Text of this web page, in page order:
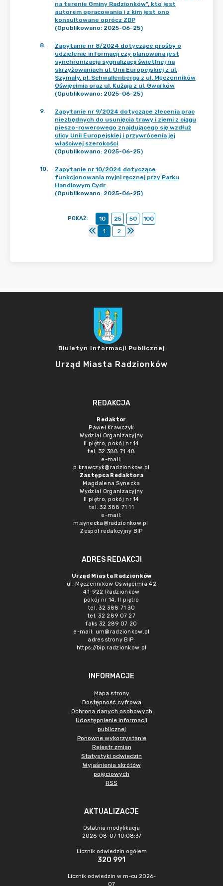
na terenie Gminy Radzionków", kto jest
autorem opracowania i z kim jest ono
konsultowane oprócz ZDP
(Opublikowano: 2025-06-25)
8.
Zapytanie nr 8/2024 dotyczące prośby o
udzielenie informacji czy planowana jest
synchronizacja sygnalizacji świetlnej na
skrzyżowaniach ul. Unii Europejskiej z ul.
Szymały, pl. Schwallenberga z ul. Męczenników
Oświęcimia oraz ul. Kużaja z ul. Gwarków
(Opublikowano: 2025-06-25)
9.
Zapytanie nr 9/2024 dotyczące zlecenia prac
niezbędnych do usunięcia trawy i ziemi z ciągu
pieszo-rowerowego znajdującego się wzdłuż
ulicy Unii Europejskiej i przywrócenia jej
właściwej szerokości
(Opublikowano: 2025-06-25)
10.
Zapytanie nr 10/2024 dotyczące
funkcjonowania myjni ręcznej przy Parku
Handlowym Cydr
(Opublikowano: 2025-06-25)
POKAŻ: 10 25 50
100
1
2
Biuletyn Informacji Publicznej
Urząd Miasta Radzionków
REDAKCJA
Redaktor
Paweł Krawczyk
Wydział Organizacyjny
II piętro, pokój nr 14
tel. 32 388 71 48
e-mail:
p.krawczyk@radzionkow.pl
Zastępca Redaktora
Magdalena Synecka
Wydział Organizacyjny
II piętro, pokój nr 14
tel. 32 388 71 11
e-mail:
m.synecka@radzionkow.pl
Zespół redakcyjny BIP
ADRES REDAKCJI
Urząd Miasta Radzionków
ul. Męczenników Oświęcimia 42
41-922 Radzionków
pokój nr 14, II piętro
tel. 32 388 71 30
tel. 32 289 07 27
faks 32 289 07 20
e-mail: um@radzionkow.pl
adres strony BIP:
https://bip.radzionkow.pl
INFORMACJE
Mapa strony
Dostępność cyfrowa
Ochrona danych osobowych
Udostępnienie informacji
publicznej
Ponowne wykorzystanie
Rejestr zmian
Statystyki odwiedzin
Wyjaśnienia skrótów
pojęciowych
RSS
AKTUALIZACJE
Ostatnia modyfikacja
2026-08-07 10:08:37
Licznik odwiedzin ogółem
320 991
Licznik odwiedzin w m-cu 2026-
07